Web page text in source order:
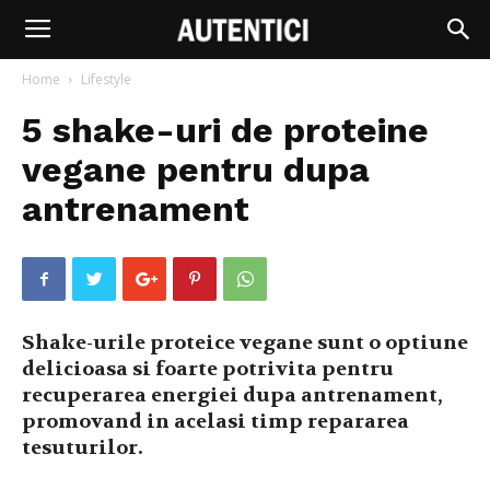
Home Lifestyle
5 shake-uri de proteine ​​
vegane pentru dupa
antrenament
Shake-urile proteice vegane sunt o optiune
delicioasa si foarte potrivita pentru
recuperarea energiei dupa antrenament,
promovand in acelasi timp repararea
tesuturilor.